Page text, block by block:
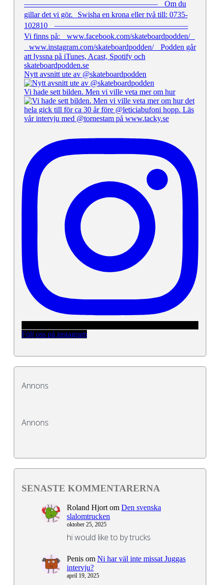
Nytt avsnitt ute av @skateboardpodden
Vi hade sett bilden. Men vi ville veta mer om hur
Följ oss på instagram
Annons
Annons
SENASTE KOMMENTARERNA
Roland Hjort om Den svenska
slalomtrucken
oktober 25, 2025
hi would like to by trucks
Penis om Ni har väl inte missat Juggas
intervju?
april 19, 2025